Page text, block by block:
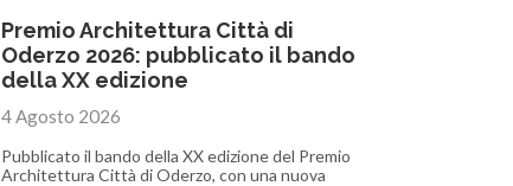
Premio Architettura Città di
Oderzo 2026: pubblicato il bando
della XX edizione
4 Agosto 2026
Pubblicato il bando della XX edizione del Premio
Architettura Città di Oderzo, con una nuova